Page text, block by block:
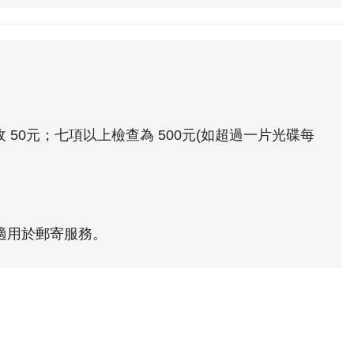
元；七項以上檢查為 500元(如超過一片光碟每
於郵寄服務。